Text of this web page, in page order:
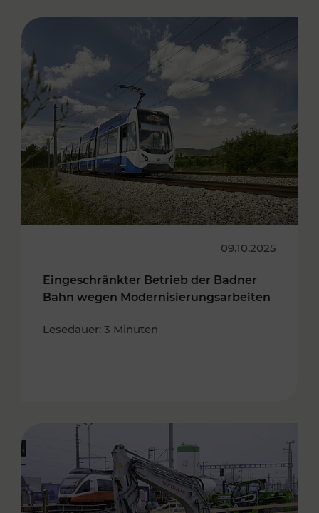
09.10.2025
Eingeschränkter Betrieb der Badner
Bahn wegen Modernisierungsarbeiten
Lesedauer: 3 Minuten